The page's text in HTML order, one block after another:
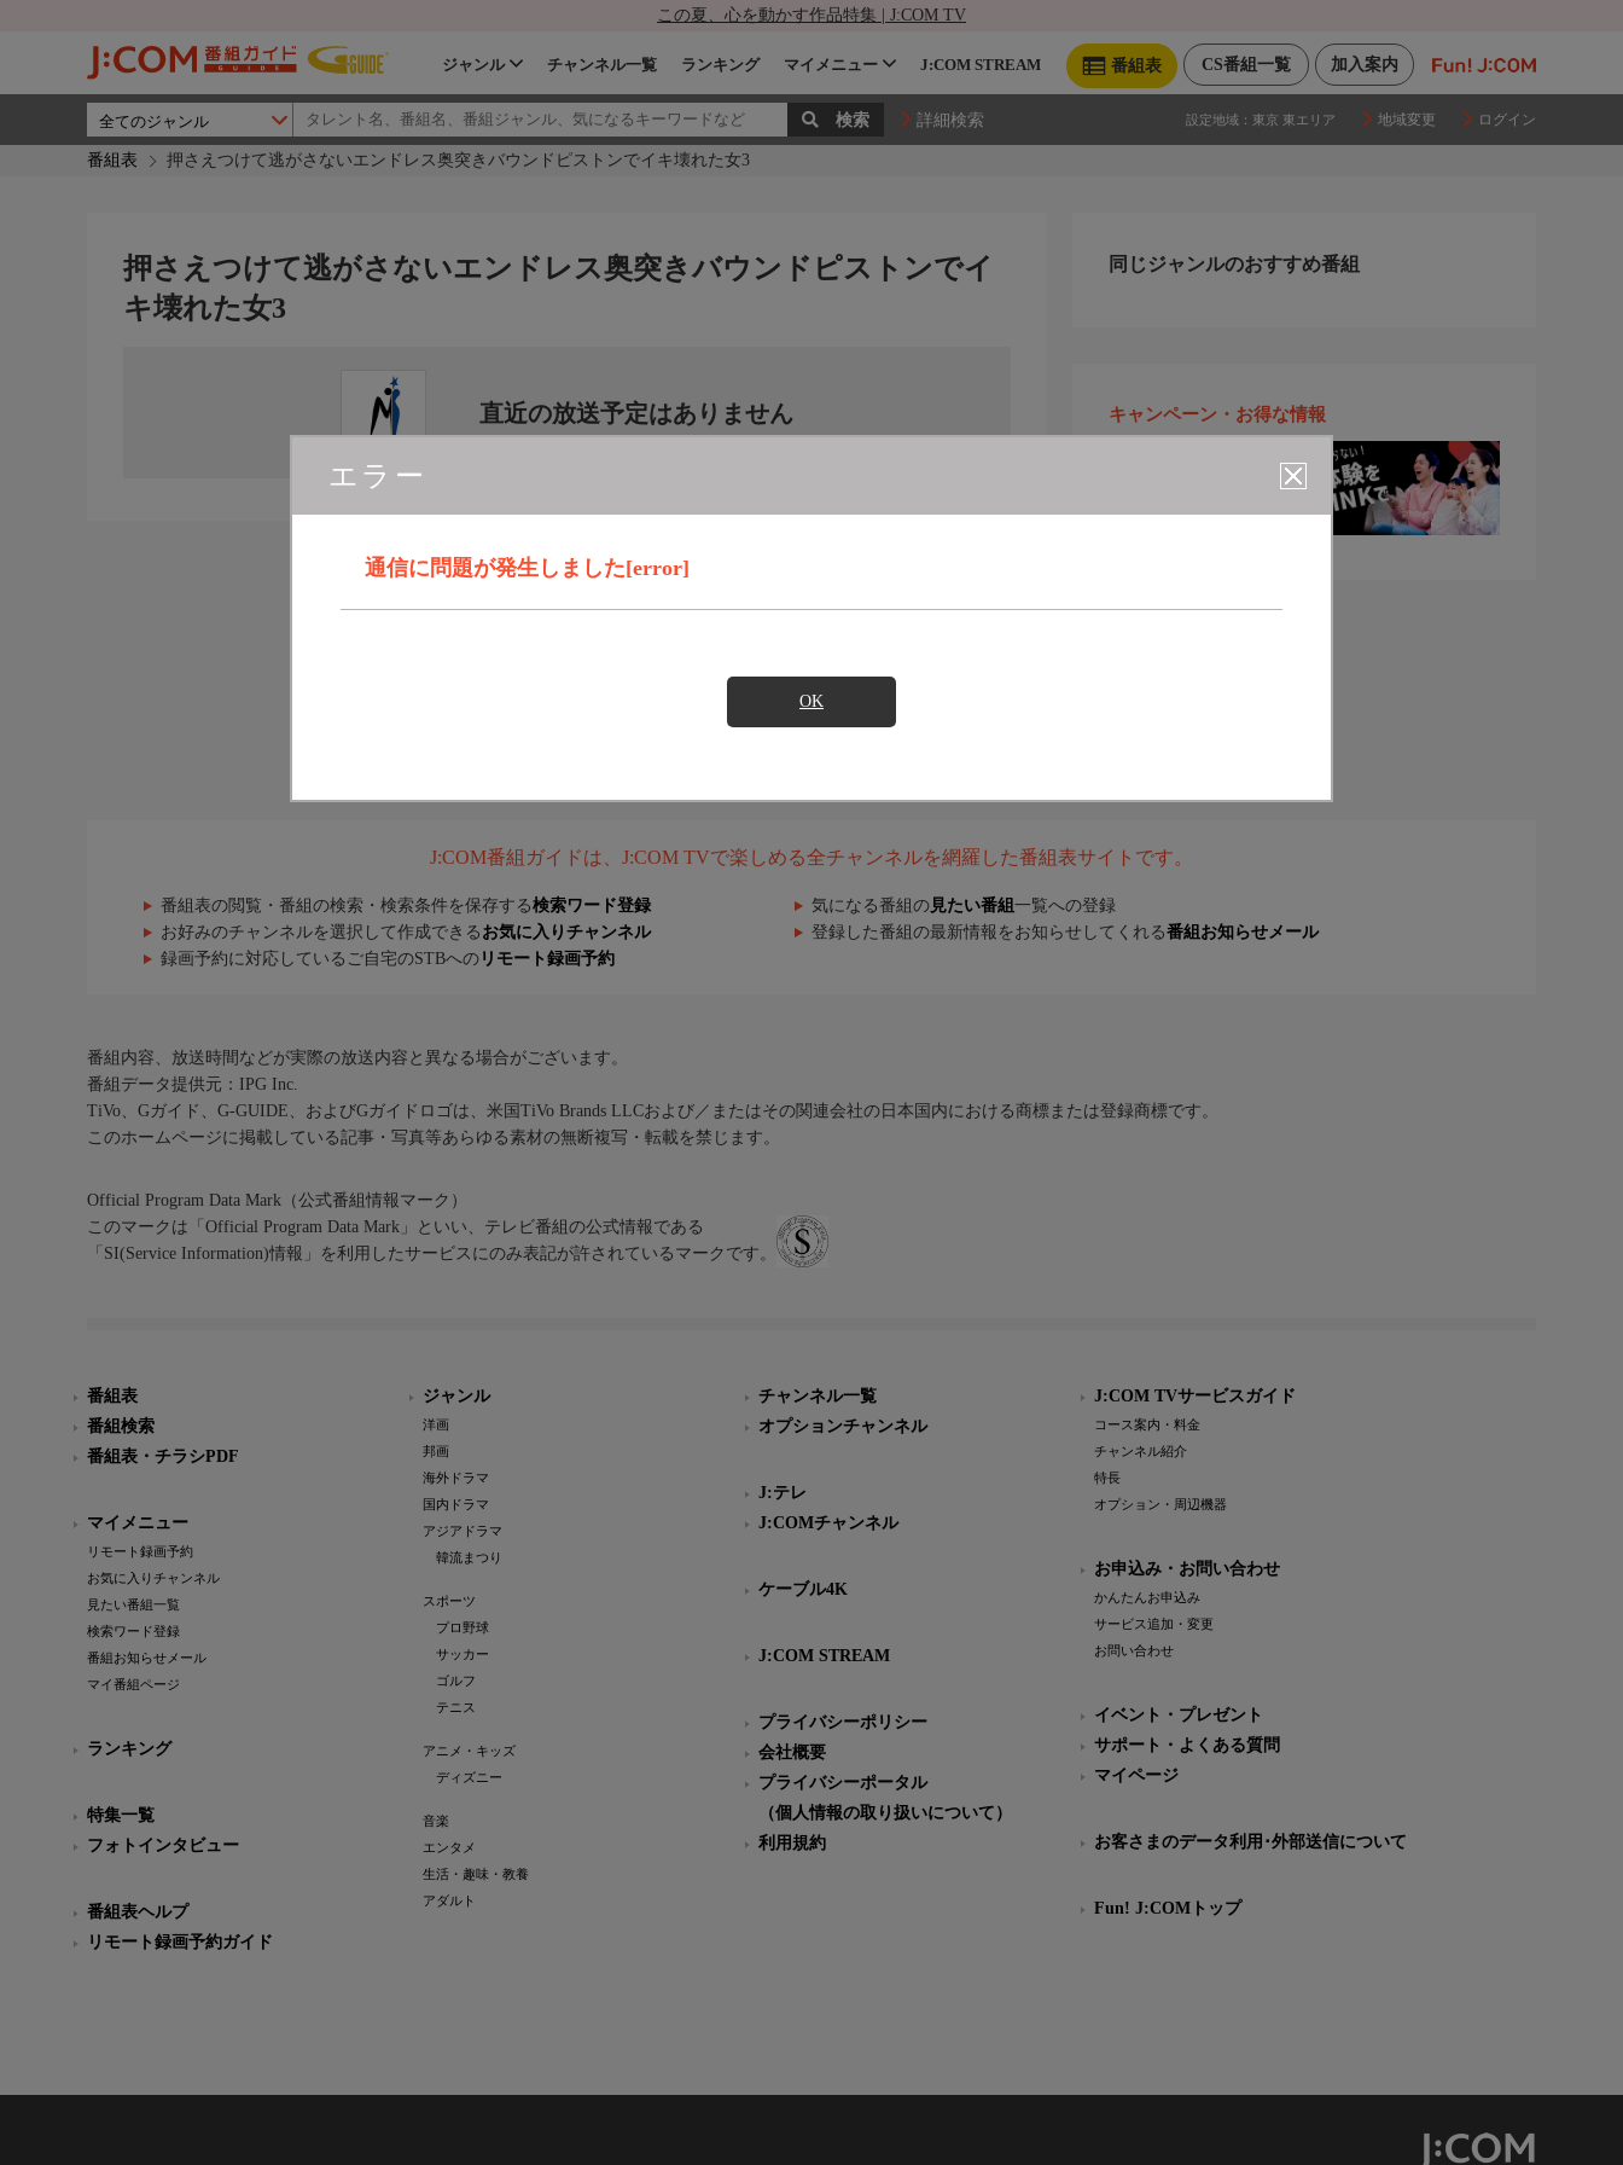
この夏、心を動かす作品特集 | J:COM TV
加入案内
CS番組一覧
番組表
ジャンル チャンネル一覧 ランキング マイメニュー J:COM STREAM
詳細検索 設定地域： 東京 東エリア 地域変更 ログイン
番組表 押さえつけて逃がさないエンドレス奥突きバウンドピストンでイキ壊れた女3
エラー
通信に問題が発生しました[error]
OK
押さえつけて逃がさないエンドレス奥突きバウンドピストンでイ
キ壊れた女3
直近の放送予定はありません
同じジャンルのおすすめ番組
キャンペーン・お得な情報
J:COM番組ガイドは、J:COM TVで楽しめる全チャンネルを網羅した番組表サイトです。
番組表の閲覧・番組の検索・検索条件を保存する検索ワード登録 気になる番組の 見たい番組 一覧への登録
お好みのチャンネルを選択して作成できる お気に入りチャンネル 登録した番組の最新情報をお知らせしてくれる番組お知らせメール
録画予約に対応しているご自宅のSTBへの リモート録画予約
番組内容、放送時間などが実際の放送内容と異なる場合がございます。
番組データ提供元：IPG Inc.
TiVo、Gガイド、G-GUIDE、およびGガイドロゴは、米国TiVo Brands LLCおよび／またはその関連会社の日本国内における商標または登録商標です。
このホームページに掲載している記事・写真等あらゆる素材の無断複写・転載を禁じます。
Official Program Data Mark（公式番組情報マーク）
このマークは「Official Program Data Mark」といい、テレビ番組の公式情報である
「SI(Service Information)情報」を利用したサービスにのみ表記が許されているマークです。
番組表
番組検索
番組表・チラシPDF
マイメニュー
リモート録画予約
お気に入りチャンネル
見たい番組一覧
検索ワード登録
番組お知らせメール
マイ番組ページ
ランキング
特集一覧
フォトインタビュー
番組表ヘルプ
リモート録画予約ガイド
ジャンル
洋画
邦画
海外ドラマ
国内ドラマ
アジアドラマ
韓流まつり
スポーツ
プロ野球
サッカー
ゴルフ
テニス
アニメ・キッズ
ディズニー
音楽
エンタメ
生活・趣味・教養
アダルト
チャンネル一覧
オプションチャンネル
J:テレ
J:COMチャンネル
ケーブル4K
J:COM STREAM
プライバシーポリシー
会社概要
プライバシーポータル
（個人情報の取り扱いについて）
利用規約
J:COM TVサービスガイド
コース案内・料金
チャンネル紹介
特長
オプション・周辺機器
お申込み・お問い合わせ
かんたんお申込み
サービス追加・変更
お問い合わせ
イベント・プレゼント
サポート・よくある質問
マイページ
お客さまのデータ利用･外部送信について
Fun! J:COMトップ